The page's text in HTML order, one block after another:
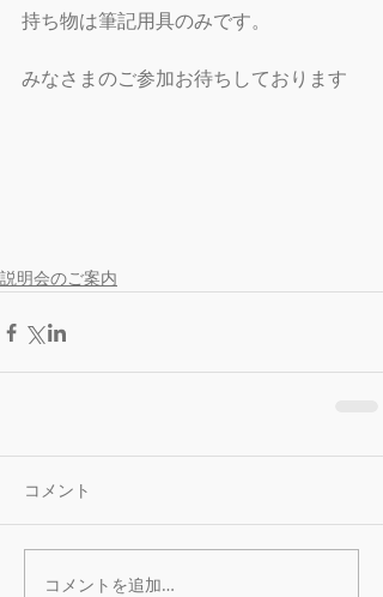
持ち物は筆記用具のみです。
みなさまのご参加お待ちしております
説明会のご案内
コメント
コメントを追加…